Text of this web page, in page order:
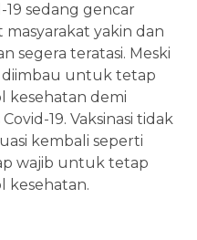
19 sedang gencar
yakin dan
segera teratasi. Meski
diimbau untuk tetap
kesehatan demi
19. Vaksinasi tidak
kembali seperti
wajib untuk tetap
kesehatan.